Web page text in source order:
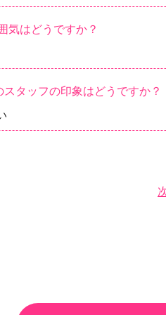
気はどうですか？
スタッフの印象はどうですか？